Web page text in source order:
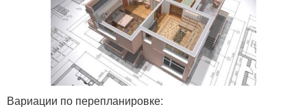
Вариации по перепланировке: